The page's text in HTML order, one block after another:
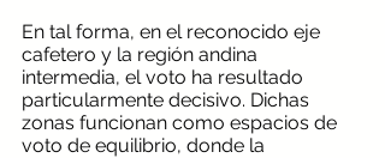
En tal forma, en el reconocido eje
cafetero y la región andina
intermedia, el voto ha resultado
particularmente decisivo. Dichas
zonas funcionan como espacios de
voto de equilibrio, donde la